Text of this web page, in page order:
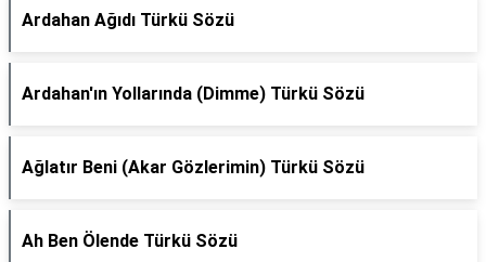
Ardahan Ağıdı Türkü Sözü
Ardahan'ın Yollarında (Dimme) Türkü Sözü
Ağlatır Beni (Akar Gözlerimin) Türkü Sözü
Ah Ben Ölende Türkü Sözü